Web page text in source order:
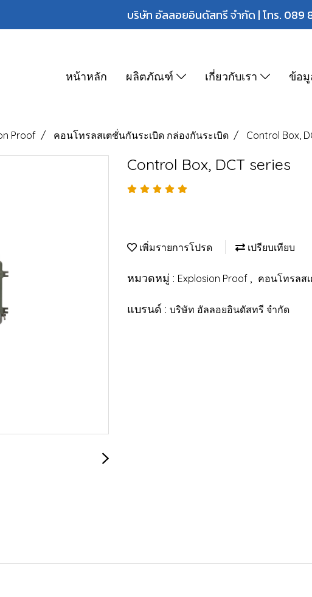
บริษัท อัลลอยอินดัสทรี จำกัด | โทร. 089
หน้าหลัก ผลิตภัณฑ์ เกี่ยวกับเรา ข้อมู
Proof คอนโทรลสเตชั่นกันระเบิด กล่องกันระเบิด Control Box,
Control Box, DCT series
เพิ่มรายการโปรด เปรียบเทียบ
หมวดหมู่ : Explosion Proof , คอนโทรลส
แบรนด์ : บริษัท อัลลอยอินดัสทรี จำกัด